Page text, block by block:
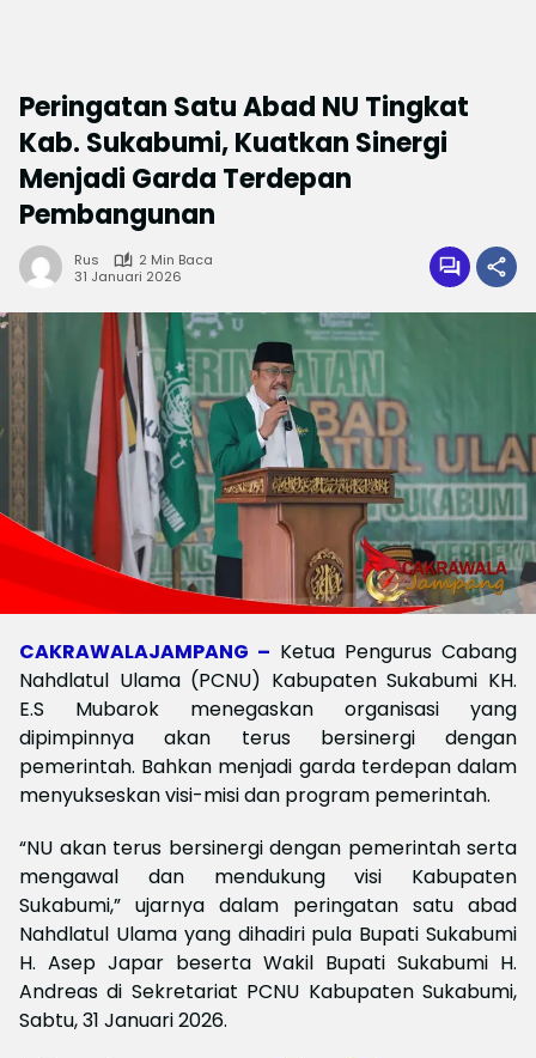
Peringatan Satu Abad NU Tingkat
Kab. Sukabumi, Kuatkan Sinergi
Menjadi Garda Terdepan
Pembangunan
Rus
2 Min Baca
31 Januari 2026
CAKRAWALAJAMPANG – Ketua Pengurus Cabang
Nahdlatul Ulama (PCNU) Kabupaten Sukabumi KH.
E.S Mubarok menegaskan organisasi yang
dipimpinnya akan terus bersinergi dengan
pemerintah. Bahkan menjadi garda terdepan dalam
menyukseskan visi-misi dan program pemerintah.
“NU akan terus bersinergi dengan pemerintah serta
mengawal dan mendukung visi Kabupaten
Sukabumi,” ujarnya dalam peringatan satu abad
Nahdlatul Ulama yang dihadiri pula Bupati Sukabumi
H. Asep Japar beserta Wakil Bupati Sukabumi H.
Andreas di Sekretariat PCNU Kabupaten Sukabumi,
Sabtu, 31 Januari 2026.